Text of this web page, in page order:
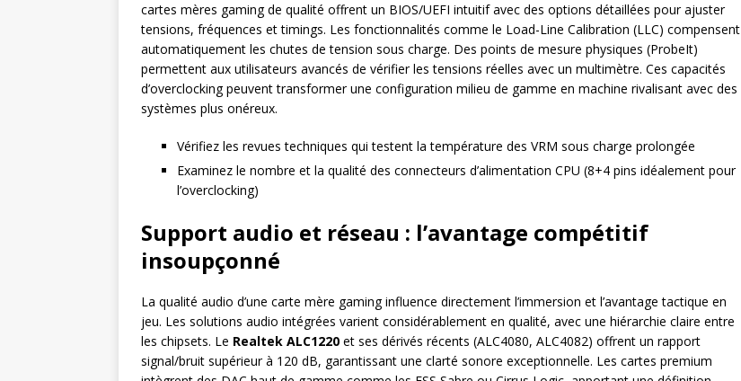
cartes mères gaming de qualité offrent un BIOS/UEFI intuitif avec des options détaillées pour ajuster
tensions, fréquences et timings. Les fonctionnalités comme le Load-Line Calibration (LLC) compensent
automatiquement les chutes de tension sous charge. Des points de mesure physiques (ProbeIt)
permettent aux utilisateurs avancés de vérifier les tensions réelles avec un multimètre. Ces capacités
d’overclocking peuvent transformer une configuration milieu de gamme en machine rivalisant avec des
systèmes plus onéreux.
Vérifiez les revues techniques qui testent la température des VRM sous charge prolongée
Examinez le nombre et la qualité des connecteurs d’alimentation CPU (8+4 pins idéalement pour
l’overclocking)
Support audio et réseau : l’avantage compétitif
insoupçonné
La qualité audio d’une carte mère gaming influence directement l’immersion et l’avantage tactique en
jeu. Les solutions audio intégrées varient considérablement en qualité, avec une hiérarchie claire entre
les chipsets. Le Realtek ALC1220 et ses dérivés récents (ALC4080, ALC4082) offrent un rapport
signal/bruit supérieur à 120 dB, garantissant une clarté sonore exceptionnelle. Les cartes premium